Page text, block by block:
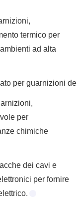
termico per
ad alta
per guarnizioni
per
chimiche
dei cavi e
per fornire